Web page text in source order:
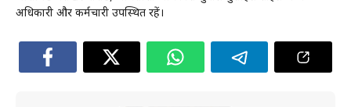
अधिकारी और कर्मचारी उपस्थित रहें।